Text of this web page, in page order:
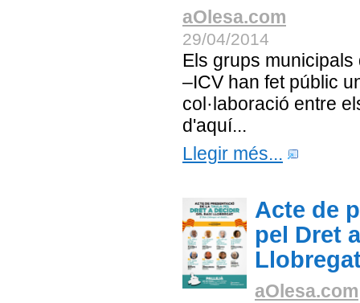
aOlesa.com
29/04/2014
Els grups municipals
–ICV han fet públic
col·laboració entre
d'aquí...
Llegir més...
Acte de
pel Dret
aOlesa.com